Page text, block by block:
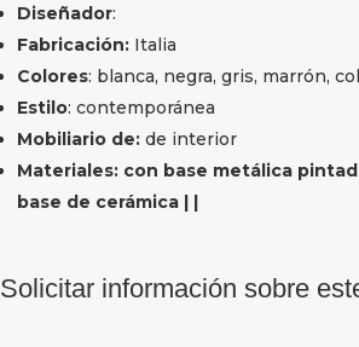
Diseñador:
Fabricación:Italia
Colores: blanca, negra, gris, marrón,
Estilo: contemporánea
Mobiliario de:de interior
Materiales: con base metálica
base de cerámica | |
Solicitar información sobre